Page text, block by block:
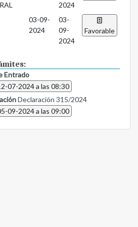
2024
03-09-
2024
03-
09-
2024
Favorable
Entrado
07-2024 a las 08:30
Declaración 315/2024
09-2024 a las 09:00